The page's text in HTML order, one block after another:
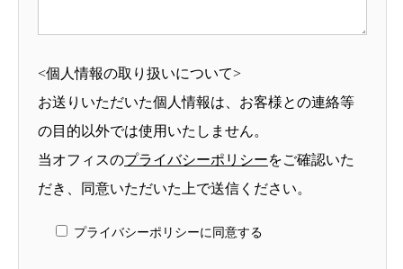
<個人情報の取り扱いについて>
お送りいただいた個人情報は、お客様との連絡等
の目的以外では使用いたしません。
当オフィスのプライバシーポリシーをご確認いた
だき、同意いただいた上で送信ください。
プライバシーポリシーに同意する